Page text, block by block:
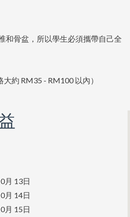
和骨盆，所以學生必須攜帶自己全
約 RM35 - RM100 以內）
月 13日
月 14日
月 15日